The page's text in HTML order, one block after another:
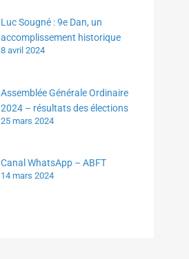
Luc Sougné : 9e Dan, un
accomplissement historique
8 avril 2024
Assemblée Générale Ordinaire
2024 – résultats des élections
25 mars 2024
Canal WhatsApp – ABFT
14 mars 2024